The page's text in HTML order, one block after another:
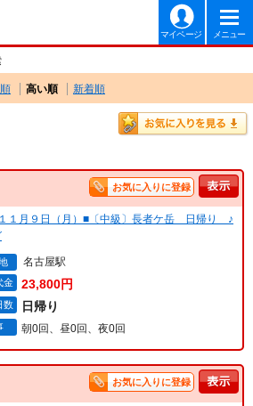
マイページ メニュー
高い順 新着順
お気に入りに登録
１１月９日（月）■〔中級〕長者ケ岳 日帰り ♪
名古屋駅
金 23,800円
数 日帰り
朝0回、昼0回、夜0回
お気に入りに登録